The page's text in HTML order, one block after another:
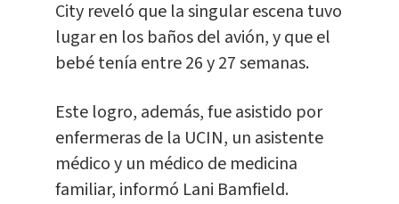
City reveló que la singular escena tuvo
lugar en los baños del avión, y que el
bebé tenía entre 26 y 27 semanas.
Este logro, además, fue asistido por
enfermeras de la UCIN, un asistente
médico y un médico de medicina
familiar, informó Lani Bamfield.